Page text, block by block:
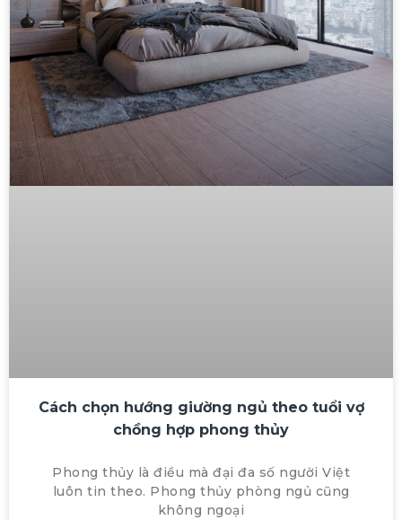
Cách chọn hướng giường ngủ theo tuổi vợ
chồng hợp phong thủy
Phong thủy là điều mà đại đa số người Việt
luôn tin theo. Phong thủy phòng ngủ cũng
không ngoại